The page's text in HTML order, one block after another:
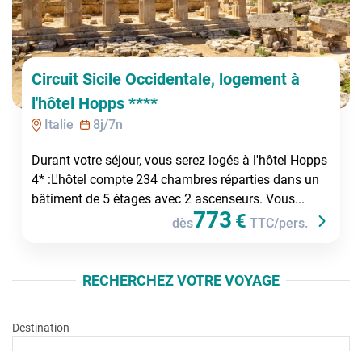
Circuit Sicile Occidentale, logement à
l'hôtel Hopps ****
Italie 8j/7n
Durant votre séjour, vous serez logés à l'hôtel Hopps
4* :L'hôtel compte 234 chambres réparties dans un
bâtiment de 5 étages avec 2 ascenseurs. Vous...
dès773 € TTC/pers.
RECHERCHEZ VOTRE VOYAGE
Destination